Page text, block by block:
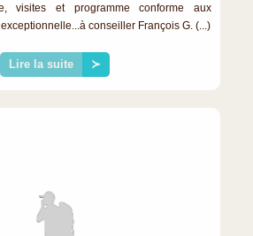
visites et programme conforme aux
conseiller François G. (...)
Lire la suite ≻